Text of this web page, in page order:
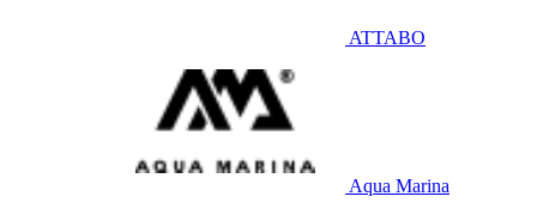
ATTABO
Aqua Marina